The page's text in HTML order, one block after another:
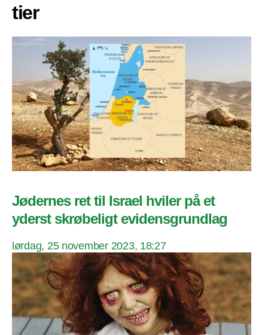
tier
Jødernes ret til Israel hviler på et
yderst skrøbeligt evidensgrundlag
lørdag, 25 november 2023, 18:27